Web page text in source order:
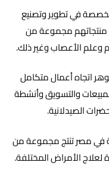
في تطوير وتصنيع
منتجاتهم مجموعة من
وعلم الأعصاب وغير ذلك.
اتجاه أعمال متكامل
والتسويق وأنشطة
الصيدلانية.
في مصر تنتج مجموعة من
لعلاج الأمراض المختلفة.